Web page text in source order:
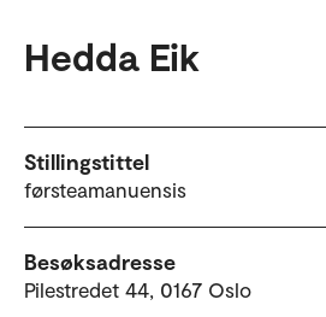
Hedda Eik
Stillingstittel
førsteamanuensis
Besøksadresse
Pilestredet 44, 0167 Oslo